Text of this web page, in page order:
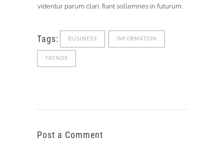
videntur parum clari, fiant sollemnes in futurum.
Tags: BUSINESS INFORMATION
TRENDS
Post a Comment